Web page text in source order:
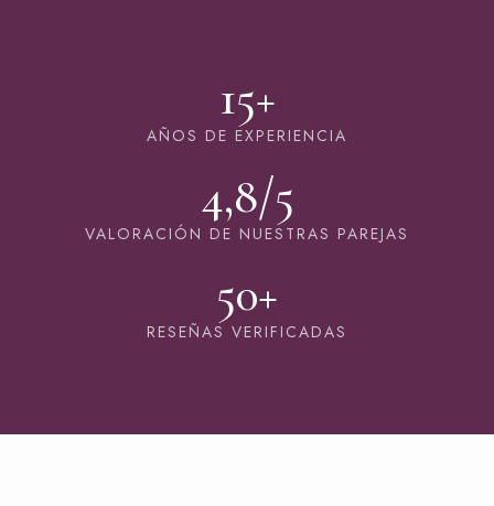
15+
AÑOS DE EXPERIENCIA
4,8/5
VALORACIÓN DE NUESTRAS PAREJAS
50+
RESEÑAS VERIFICADAS